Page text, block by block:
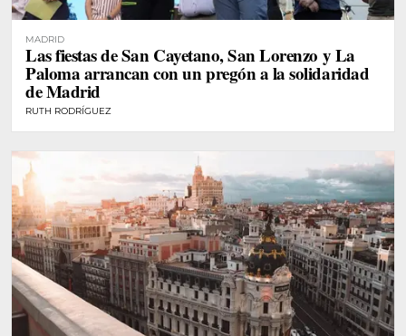
MADRID
Las fiestas de San Cayetano, San Lorenzo y La
Paloma arrancan con un pregón a la solidaridad
de Madrid
RUTH RODRÍGUEZ